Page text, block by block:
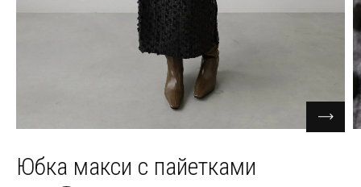
Юбка макси с пайетками